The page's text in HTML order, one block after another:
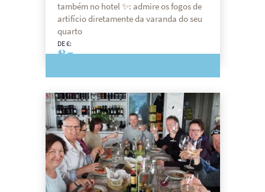
também no hotel ✨: admire os fogos de
artifício diretamente da varanda do seu
quarto
DE €:
85